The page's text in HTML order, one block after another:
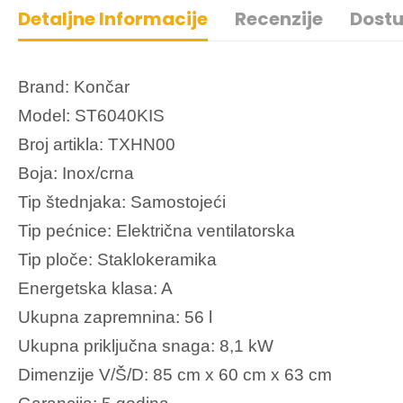
Detaljne Informacije Recenzije
Brand: Končar
Model: ST6040KIS
Broj artikla: TXHN00
Boja: Inox/crna
Tip štednjaka: Samostojeći
Tip pećnice: Električna ventilatorska
Tip ploče: Staklokeramika
Energetska klasa: A
Ukupna zapremnina: 56 l
Ukupna priključna snaga: 8,1 kW
Dimenzije V/Š/D: 85 cm x 60 cm x 63 cm